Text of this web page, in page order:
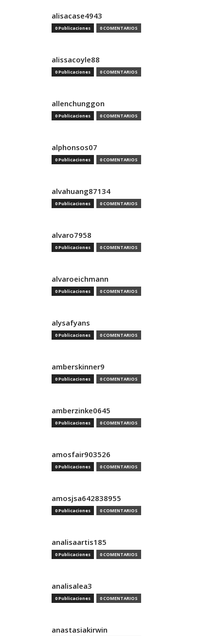
alisacase4943
0 Publicaciones 0 COMENTARIOS
alissacoyle88
0 Publicaciones 0 COMENTARIOS
allenchunggon
0 Publicaciones 0 COMENTARIOS
alphonsos07
0 Publicaciones 0 COMENTARIOS
alvahuang87134
0 Publicaciones 0 COMENTARIOS
alvaro7958
0 Publicaciones 0 COMENTARIOS
alvaroeichmann
0 Publicaciones 0 COMENTARIOS
alysafyans
0 Publicaciones 0 COMENTARIOS
amberskinner9
0 Publicaciones 0 COMENTARIOS
amberzinke0645
0 Publicaciones 0 COMENTARIOS
amosfair903526
0 Publicaciones 0 COMENTARIOS
amosjsa642838955
0 Publicaciones 0 COMENTARIOS
analisaartis185
0 Publicaciones 0 COMENTARIOS
analisalea3
0 Publicaciones 0 COMENTARIOS
anastasiakirwin